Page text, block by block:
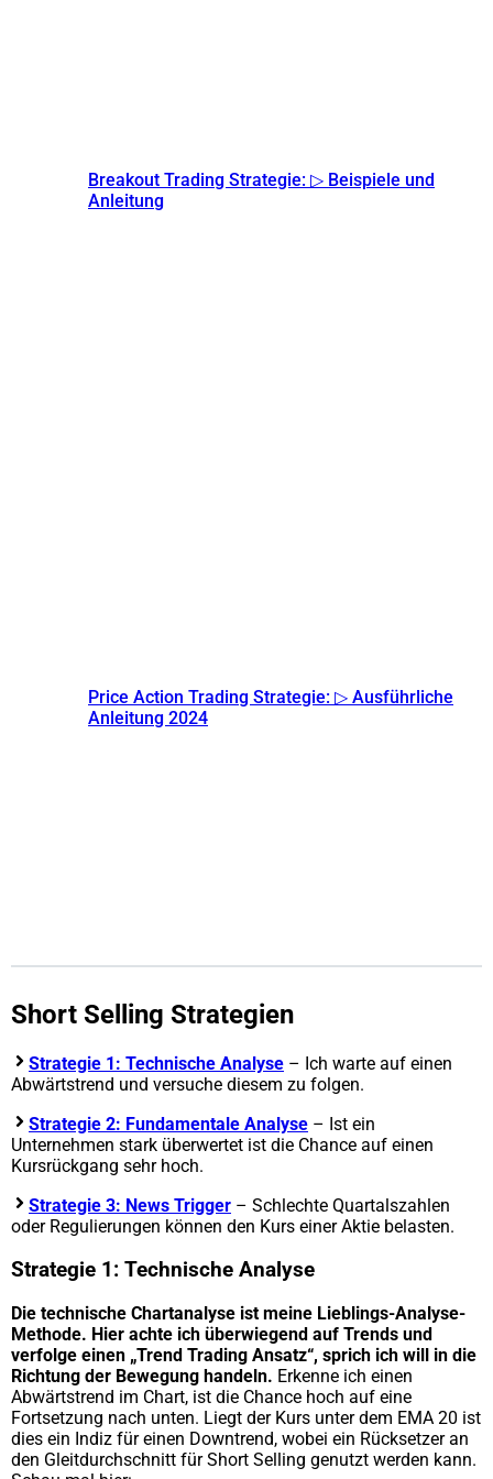
Breakout Trading Strategie: ▷ Beispiele und
Anleitung
Price Action Trading Strategie: ▷ Ausführliche
Anleitung 2024
Short Selling Strategien
Strategie 1: Technische Analyse – Ich warte auf einen
Abwärtstrend und versuche diesem zu folgen.
Strategie 2: Fundamentale Analyse – Ist ein
Unternehmen stark überwertet ist die Chance auf einen
Kursrückgang sehr hoch.
Strategie 3: News Trigger – Schlechte Quartalszahlen
oder Regulierungen können den Kurs einer Aktie belasten.
Strategie 1: Technische Analyse
Die technische Chartanalyse ist meine Lieblings-Analyse-
Methode. Hier achte ich überwiegend auf Trends und
verfolge einen „Trend Trading Ansatz“, sprich ich will in die
Richtung der Bewegung handeln. Erkenne ich einen
Abwärtstrend im Chart, ist die Chance hoch auf eine
Fortsetzung nach unten. Liegt der Kurs unter dem EMA 20 ist
dies ein Indiz für einen Downtrend, wobei ein Rücksetzer an
den Gleitdurchschnitt für Short Selling genutzt werden kann.